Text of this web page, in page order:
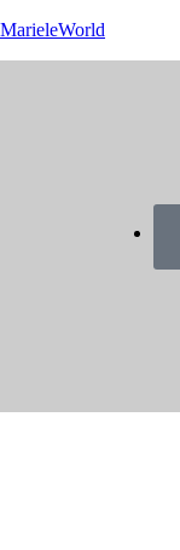
MarieleWorld